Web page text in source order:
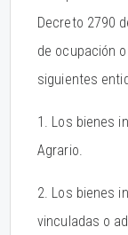
Decreto 2790
de ocupación
siguientes
1. Los bienes
Agrario.
2. Los bienes
vinculadas o